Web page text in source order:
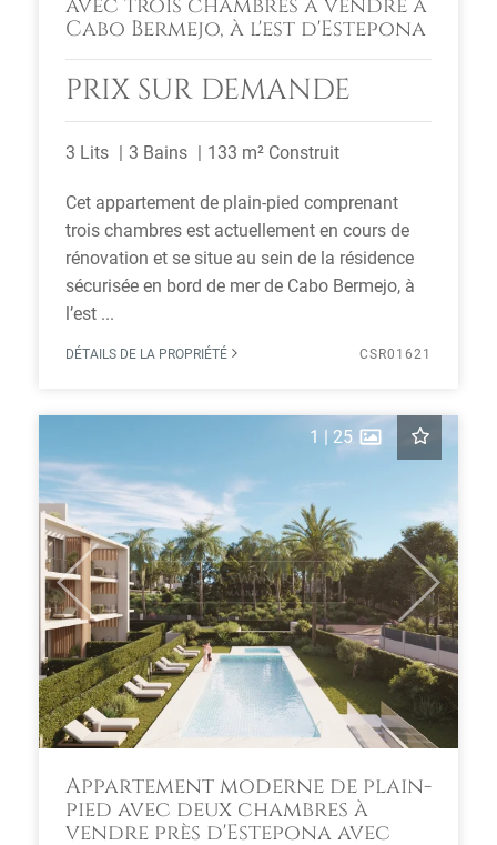
Cabo Bermejo, à l'est d'Estepona
PRIX SUR DEMANDE
3 Lits 3 Bains 133 m² Construit
Cet appartement de plain-pied comprenant
trois chambres est actuellement en cours de
rénovation et se situe au sein de la résidence
sécurisée en bord de mer de Cabo Bermejo, à
l’est ...
DÉTAILS DE LA PROPRIÉTÉ CSR01621
Previous Next
1 | 25
Appartement moderne de plain-
pied avec deux chambres à
vendre près d'Estepona avec